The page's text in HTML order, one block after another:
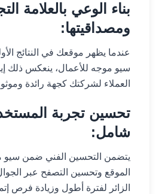
بناء الوعي بالعلامة
ومصداقيتها:
عندما يظهر موقعك في النتائج
سيو موجه للأعمال، ينعكس ذلك
العملاء لشركتك كجهة رائدة
تحسين تجربة
شامل:
يتضمن التحسين الفني ضمن سيو
الموقع وتحسين التصفح عبر
الزائر لفترة أطول وزيادة فرص